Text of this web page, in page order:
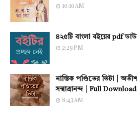
10:10 AM
৪২৫টি বাংলা বইয়ের pdf
2:29 PM
নাস্তিক পণ্ডিতের ভিটা |
সন্মাত্রানন্দ | Full Download
8:43 AM